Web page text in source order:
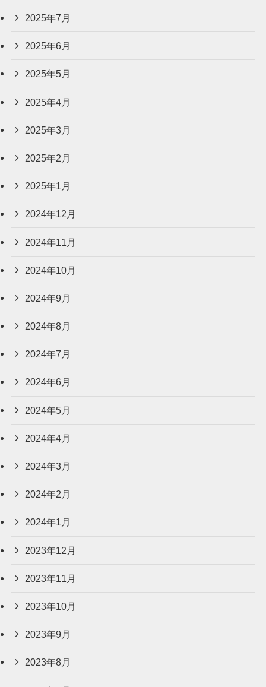
2025年7月
2025年6月
2025年5月
2025年4月
2025年3月
2025年2月
2025年1月
2024年12月
2024年11月
2024年10月
2024年9月
2024年8月
2024年7月
2024年6月
2024年5月
2024年4月
2024年3月
2024年2月
2024年1月
2023年12月
2023年11月
2023年10月
2023年9月
2023年8月